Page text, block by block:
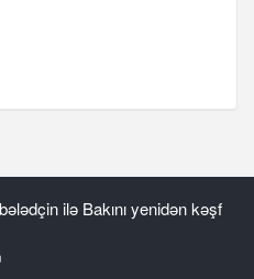
ilə Bakını yenidən kəşf